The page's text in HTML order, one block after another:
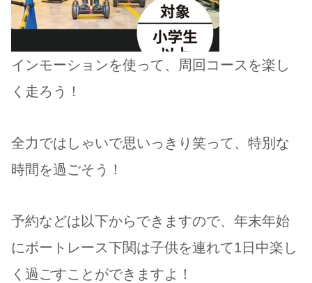
インモーションを使って、周回コースを楽し
く走ろう！
全力ではしゃいで思いっきり笑って、特別な
時間を過ごそう！
予約などは以下からできますので、年末年始
にボートレース下関は子供を連れて1日中楽し
く過ごすことができますよ！